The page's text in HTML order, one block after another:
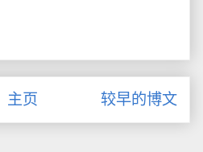
较早的博文
主页